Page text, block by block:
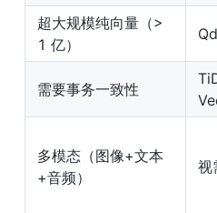
超大规模纯向量（>
1 亿）
需要事务一致性
多模态（图像+文本
+音频）
视